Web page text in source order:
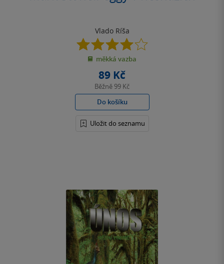
Vlado Ríša
4.0
z
5
měkká vazba
89 Kč
Běžně 99 Kč
Do košíku
Uložit do seznamu